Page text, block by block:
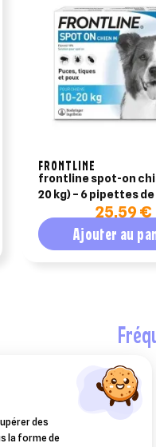
FRONTLINE
frontline spot-on
20 kg) – 6 pipettes de
25,59 €
Ajouter au
des
la forme de